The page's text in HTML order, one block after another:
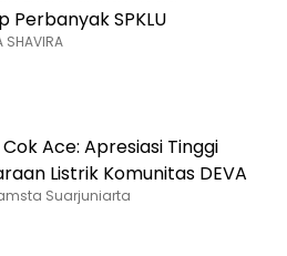
Perbanyak SPKLU
SHAVIRA
Ace: Apresiasi Tinggi
Listrik Komunitas DEVA
Suarjuniarta